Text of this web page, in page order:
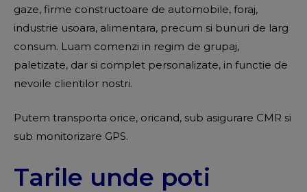
gaze, firme constructoare de automobile, foraj,
industrie usoara, alimentara, precum si bunuri de larg
consum. Luam comenzi in regim de grupaj,
paletizate, dar si complet personalizate, in functie de
nevoile clientilor nostri.
Putem transporta orice, oricand, sub asigurare CMR si
sub monitorizare GPS.
Tarile unde poti